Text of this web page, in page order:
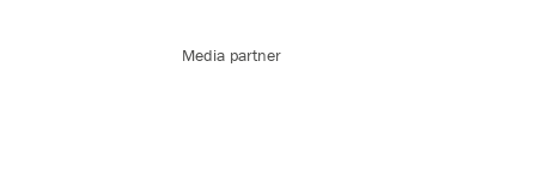
Media partner